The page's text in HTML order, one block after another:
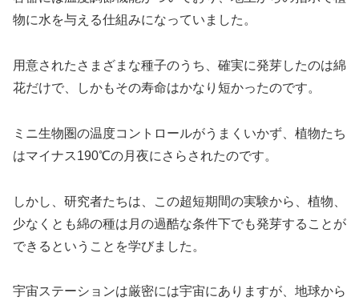
物に水を与える仕組みになっていました。
用意されたさまざまな種子のうち、確実に発芽したのは綿
花だけで、しかもその寿命はかなり短かったのです。
ミニ生物圏の温度コントロールがうまくいかず、植物たち
はマイナス190℃の月夜にさらされたのです。
しかし、研究者たちは、この超短期間の実験から、植物、
少なくとも綿の種は月の過酷な条件下でも発芽することが
できるということを学びました。
宇宙ステーションは厳密には宇宙にありますが、地球から